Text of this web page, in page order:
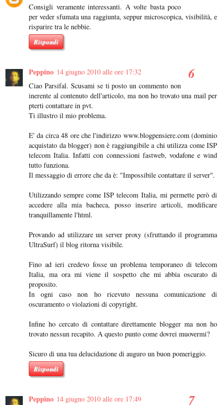
Consigli veramente interessanti. A volte basta poco
per veder sfumata una raggiunta, seppur microscopica, visibilità, e
risparire tra le nebbie.
Rispondi
Peppino 14 giugno 2010 alle ore 17:32
Ciao Parsifal. Scusami se ti posto un commento non
inerente al contenuto dell'articolo, ma non ho trovato una mail per
pterti contattare in pvt.
Ti illustro il mio problema.
E' da circa 48 ore che l'indirizzo www.blogpensiere.com (dominio
acquistato da blogger) non è raggiungibile a chi utilizza come ISP
telecom Italia. Infatti con connessioni fastweb, vodafone e wind
tutto funziona.
Il messaggio di errore che da è: "Impossibile contattare il server".
Utilizzando sempre come ISP telecom Italia, mi permette però di
accedere alla mia bacheca, posso inserire articoli, modificare
tranquillamente l'html.
Provando ad utilizzare un server proxy (sfruttando il programma
UltraSurf) il blog ritorna visibile.
Fino ad ieri credevo fosse un problema temporaneo di telecom
Italia, ma ora mi viene il sospetto che mi abbia oscurato di
proposito.
In ogni caso non ho ricevuto nessuna comunicazione di
oscuramento o violazioni di copyright.
Infine ho cercato di contattare direttamente blogger ma non ho
trovato nessun recapito. A questo punto come dovrei muovermi?
Sicuro di una tua delucidazione di auguro un buon pomeriggio.
Rispondi
Peppino 14 giugno 2010 alle ore 17:49